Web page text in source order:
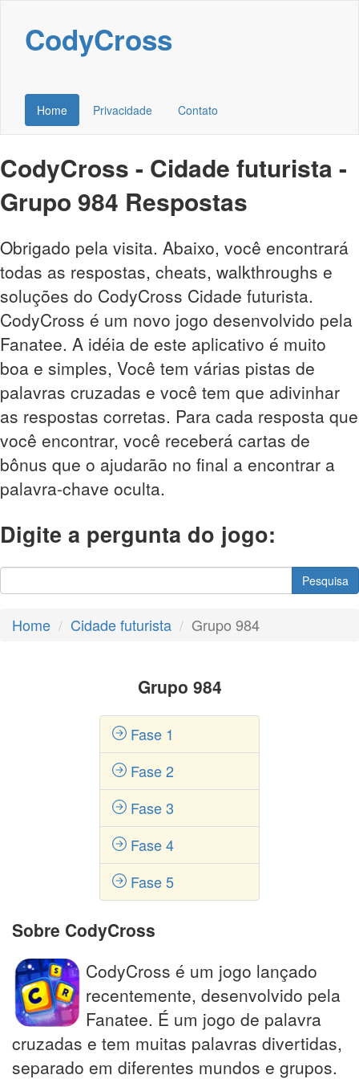
CodyCross
Home Privacidade Contato
CodyCross - Cidade futurista -
Grupo 984 Respostas
Obrigado pela visita. Abaixo, você encontrará
todas as respostas, cheats, walkthroughs e
soluções do CodyCross Cidade futurista.
CodyCross é um novo jogo desenvolvido pela
Fanatee. A idéia de este aplicativo é muito
boa e simples, Você tem várias pistas de
palavras cruzadas e você tem que adivinhar
as respostas corretas. Para cada resposta que
você encontrar, você receberá cartas de
bônus que o ajudarão no final a encontrar a
palavra-chave oculta.
Digite a pergunta do jogo:
Pesquisa
Home Cidade futurista Grupo 984
Grupo 984
Fase 1
Fase 2
Fase 3
Fase 4
Fase 5
Sobre CodyCross
CodyCross é um jogo lançado
recentemente, desenvolvido pela
Fanatee. É um jogo de palavra
cruzadas e tem muitas palavras divertidas,
separado em diferentes mundos e grupos.